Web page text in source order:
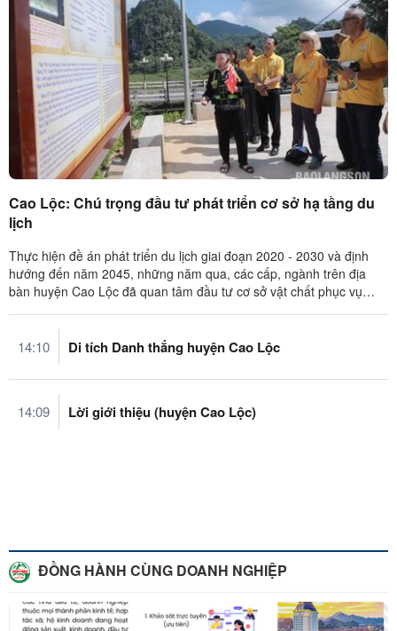
Cao Lộc: Chú trọng đầu tư phát triển cơ sở hạ tầng du
lịch
Thực hiện đề án phát triển du lịch giai đoạn 2020 - 2030 và định
hướng đến năm 2045, những năm qua, các cấp, ngành trên địa
bàn huyện Cao Lộc đã quan tâm đầu tư cơ sở vật chất phục vụ
14:10 Di tích Danh thắng huyện Cao Lộc
14:09 Lời giới thiệu (huyện Cao Lộc)
ĐỒNG HÀNH CÙNG DOANH NGHIỆP